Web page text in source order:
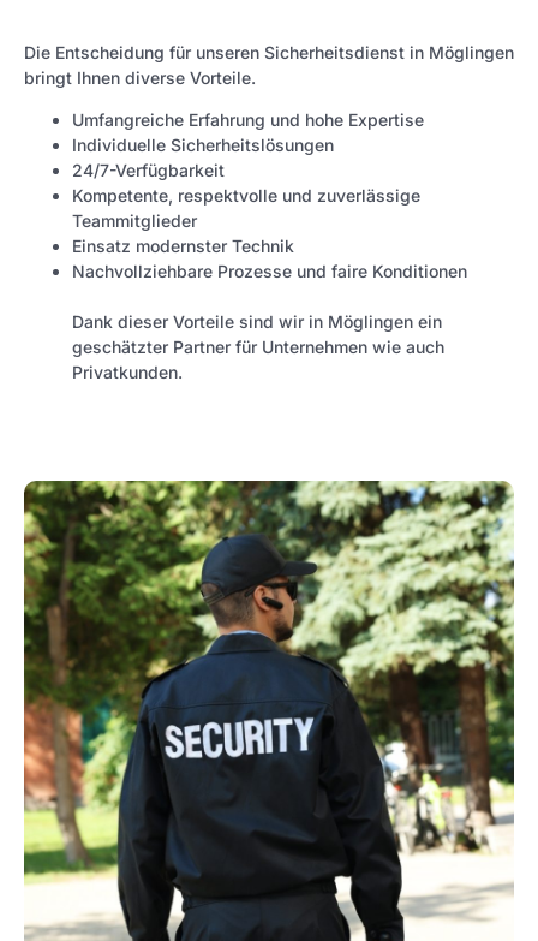
Die Entscheidung für unseren Sicherheitsdienst in Möglingen
bringt Ihnen diverse Vorteile.
Umfangreiche Erfahrung und hohe Expertise
Individuelle Sicherheitslösungen
24/7-Verfügbarkeit
Kompetente, respektvolle und zuverlässige
Teammitglieder
Einsatz modernster Technik
Nachvollziehbare Prozesse und faire Konditionen
Dank dieser Vorteile sind wir in Möglingen ein
geschätzter Partner für Unternehmen wie auch
Privatkunden.